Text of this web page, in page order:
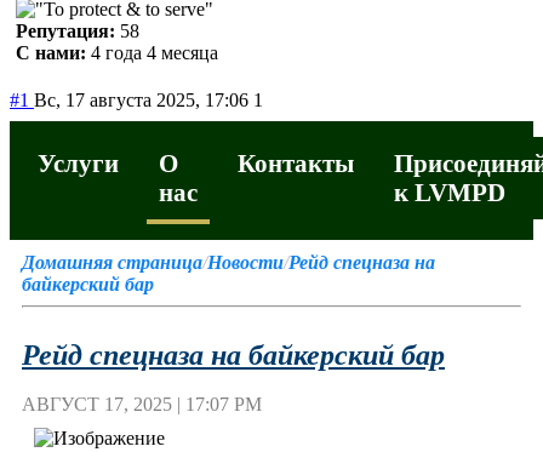
Репутация: 58
С нами: 4 года 4 месяца
#1 Вс, 17 августа 2025, 17:06 1
Услуги
О
нас
Контакты
к LVMPD
Домашняя страница/Новости/Рейд спецназа на
байкерский бар
Рейд спецназа на байкерский бар
АВГУСТ 17, 2025 | 17:07 PM